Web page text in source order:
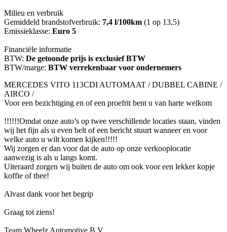
Milieu en verbruik
Gemiddeld brandstofverbruik: 7,4 l/100km (1 op 13,5)
Emissieklasse: Euro 5
Financiële informatie
BTW: De getoonde prijs is exclusief BTW
BTW/marge: BTW verrekenbaar voor ondernemers
MERCEDES VITO 113CDI AUTOMAAT / DUBBEL CABINE /
AIRCO /
Voor een bezichtiging en of een proefrit bent u van harte welkom
!!!!!!Omdat onze auto’s op twee verschillende locaties staan, vinden
wij het fijn als u even belt of een bericht stuurt wanneer en voor
welke auto u wilt komen kijken!!!!!
Wij zorgen er dan voor dat de auto op onze verkooplocatie
aanwezig is als u langs komt.
Uiteraard zorgen wij buiten de auto om ook voor een lekker kopje
koffie of thee!
Alvast dank voor het begrip
Graag tot ziens!